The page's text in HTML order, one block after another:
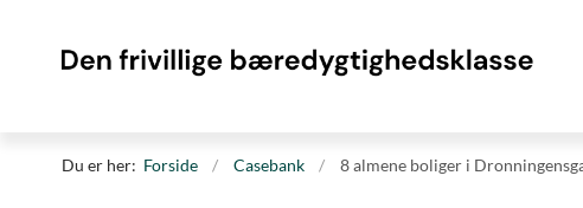
Du er her: Forside Casebank 8 almene boliger i